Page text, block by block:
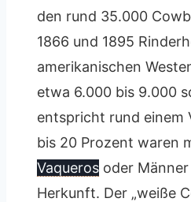
den rund 35.000
1866 und 1895
amerikanischen
etwa 6.000 bis 9.000
entspricht rund einem
bis 20 Prozent waren
Vaqueros oder
Herkunft. Der „weiße